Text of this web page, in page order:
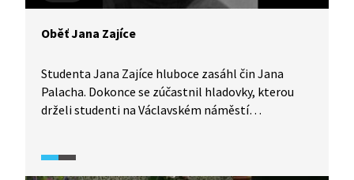
Oběť Jana Zajíce
Studenta Jana Zajíce hluboce zasáhl čin Jana
Palacha. Dokonce se zúčastnil hladovky, kterou
drželi studenti na Václavském náměstí
na Palacha a vytvořit tak řadu lidských pochodní,